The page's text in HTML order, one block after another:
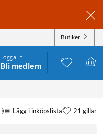
Butiker
Logga in
Bli medlem
Lägg i inköpslista 21 gillar